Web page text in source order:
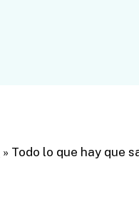
» Todo lo que hay que